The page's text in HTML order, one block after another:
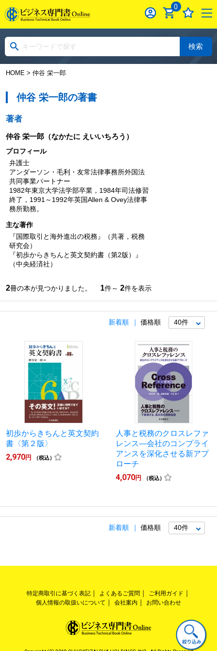
0
検索
HOME> 仲谷 栄一郎
仲谷 栄一郎の著書
著者
仲谷 栄一郎（なかたに えいいちろう）
プロフィール
弁護士
アンダーソン・毛利・友常法律事務所外国法
共同事業パートナー
1982年東京大学法学部卒業，1984年司法修習
終了，1991～1992年英国Allen & Ovey法律事
務所勤務。
主な著作
『国際取引と海外進出の税務』（共著，税務
研究会）
『初歩からきちんと英文契約書（第2版）』
（中央経済社）
2冊の本が見つかりました。 1件～ 2件を表示
新着順 価格順
初歩からきちんと英文契約
書〈第２版〉
2,970円 （税込）
人事と税務のクロスレファ
レンス―会社のコンプライ
アンスを深化させる新アプ
ローチ
4,070円 （税込）
新着順 価格順
特定商取引に基づく表記 よくあるご質問
ご利用ガイド
個人情報の取扱いについて
会社案内 お問い合わせ